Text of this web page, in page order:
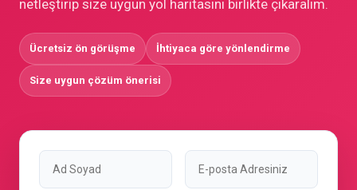
netleştirip size uygun yol haritasını birlikte çıkaralım.
Ücretsiz ön görüşme İhtiyaca göre yönlendirme
Size uygun çözüm önerisi